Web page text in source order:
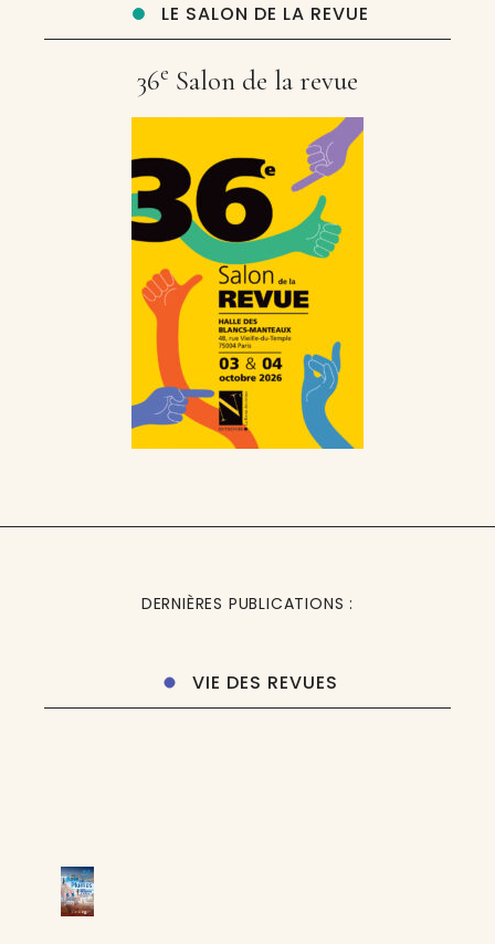
LE SALON DE LA REVUE
36e Salon de la revue
DERNIÈRES PUBLICATIONS :
VIE DES REVUES